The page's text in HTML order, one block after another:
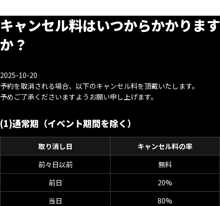
キャンセル料はいつからかかります
か？
2025-10-20
予約を取消される場合、以下のキャンセル料を頂戴いたします。
予めご了承くださいますようお願い申し上げます。
(1)通常期（イベント期間を除く）
取り消し日
キャンセル料の率
前々日以前
無料
前日
20%
当日
80%